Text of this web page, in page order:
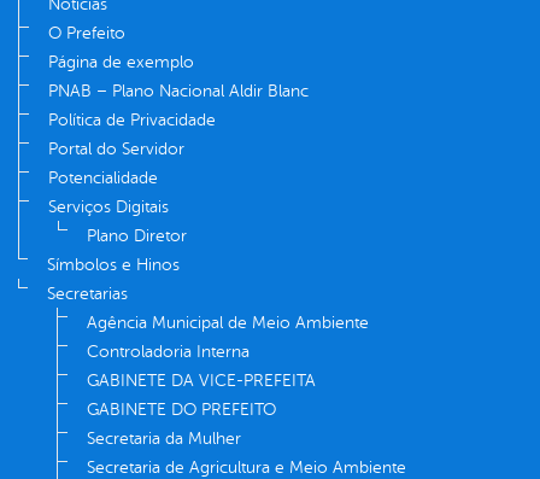
Notícias
O Prefeito
Página de exemplo
PNAB – Plano Nacional Aldir Blanc
Política de Privacidade
Portal do Servidor
Potencialidade
Serviços Digitais
Plano Diretor
Símbolos e Hinos
Secretarias
Agência Municipal de Meio Ambiente
Controladoria Interna
GABINETE DA VICE-PREFEITA
GABINETE DO PREFEITO
Secretaria da Mulher
Secretaria de Agricultura e Meio Ambiente